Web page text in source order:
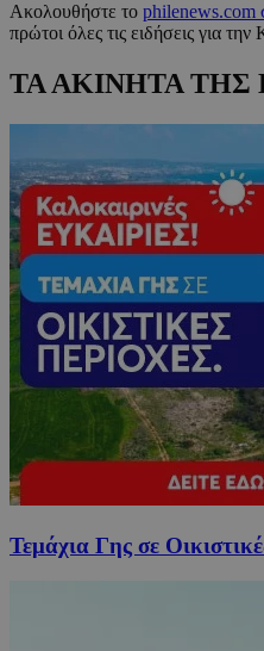
Ακολουθήστε το philenews.com
πρώτοι όλες τις ειδήσεις για
ΤΑ ΑΚΙΝΗΤΑ
Τεμάχια Γης σε